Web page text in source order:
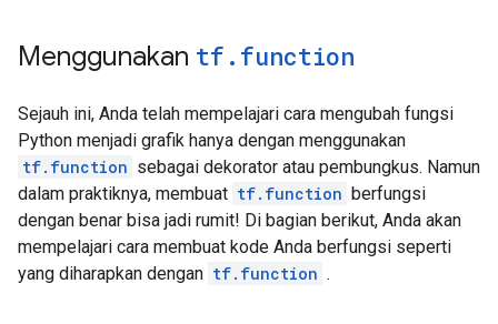
  }
  attr {
    value {
      list {
        shape {
        }
        shape {
        }
      }
    }
Menggunakan tf . function
Sejauh ini, Anda telah mempelajari cara mengubah fungsi
Python menjadi grafik hanya dengan menggunakan
tf.function sebagai dekorator atau pembungkus. Namun
dalam praktiknya, membuat tf.function berfungsi
dengan benar bisa jadi rumit! Di bagian berikut, Anda akan
mempelajari cara membuat kode Anda berfungsi seperti
yang diharapkan dengan tf.function .